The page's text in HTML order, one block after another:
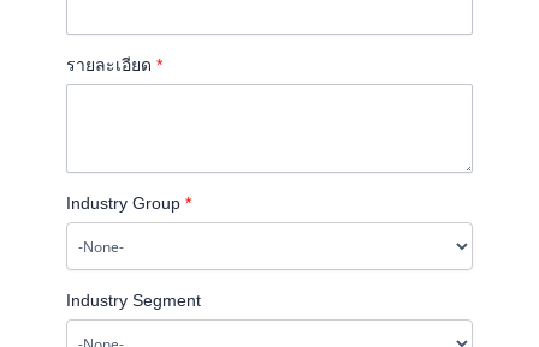
รายละเอียด *
Industry Group *
Industry Segment